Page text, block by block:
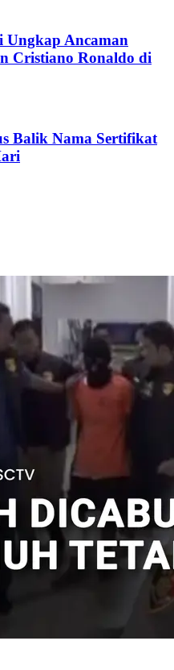
Ungkap Ancaman
Cristiano Ronaldo di
Balik Nama Sertifikat